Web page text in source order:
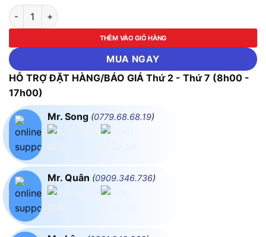
Máy Đo Ghi Nhiệt Độ, Độ Ẩm Testo 160 TH số lượng
THÊM VÀO GIỎ HÀNG
MUA NGAY
HỖ TRỢ ĐẶT HÀNG/BÁO GIÁ Thứ 2 - Thứ 7 (8h00 -
17h00)
Mr. Song (0779.68.68.19)
Mr. Quân (0909.346.736)